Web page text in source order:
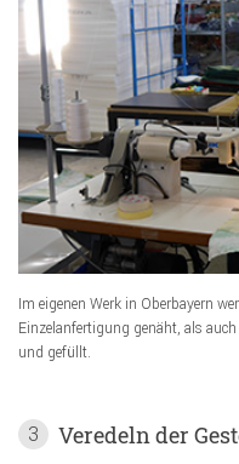
Im eigenen Werk in Oberbayern
Einzelanfertigung genäht, als
und gefüllt.
3 Veredeln der